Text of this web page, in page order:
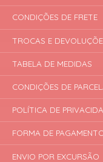
CONDIÇÕES DE FRETE
TROCAS E
TABELA DE MEDIDAS
CONDIÇÕES DE
POLÍTICA DE
FORMA DE
ENVIO POR EXCURSÃO